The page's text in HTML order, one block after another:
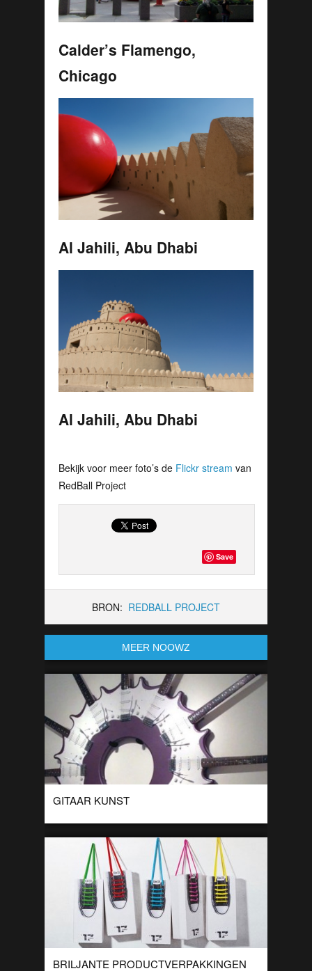
Calder’s Flamengo,
Chicago
Al Jahili, Abu Dhabi
Al Jahili, Abu Dhabi
Bekijk voor meer foto’s de Flickr stream van
RedBall Project
Save
BRON: REDBALL PROJECT
MEER NOOWZ
GITAAR KUNST
De Japanse kunstenaar Yoshihiko Satoh maakt kunst van
dagelijkse producten. Deze keer heeft Yoshihiko Satoh een
gitaar gekozen en heeft er dit van […]
BRILJANTE PRODUCTVERPAKKINGEN